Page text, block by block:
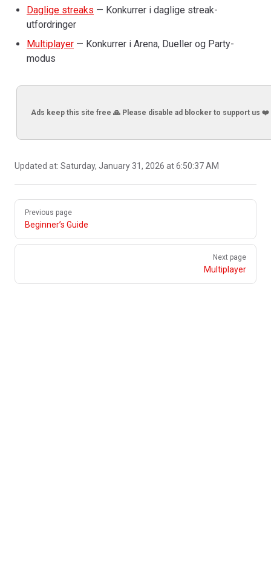
Daglige streaks — Konkurrer i daglige streak-
utfordringer
Multiplayer — Konkurrer i Arena, Dueller og Party-
modus
Ads keep this site free 🙏 Please disable ad blocker to support us ❤️
Updated at: Saturday, January 31, 2026 at 6:50:37 AM
Previous page
Beginner’s Guide
Next page
Multiplayer